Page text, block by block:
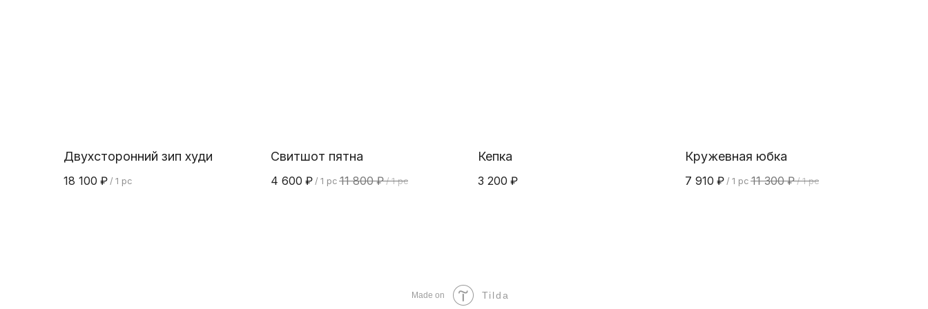
Двухсторонний зип худи
18 100 ₽ / 1 pc
Свитшот пятна
4 600 ₽ / 1 pc 11 800 ₽ / 1 pc
Кепка
3 200 ₽
Кружевная юбка
7 910 ₽ / 1 pc 11 300 ₽ / 1 pc
Made on Tilda